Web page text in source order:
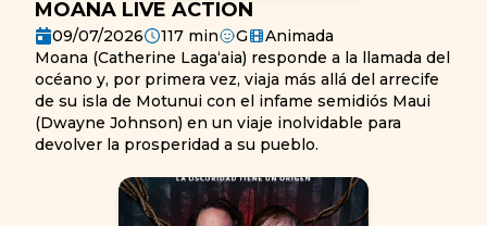
MOANA LIVE ACTION
09/07/2026 117 min G
Animada
Moana (Catherine Lagaʻaia) responde a la llamada del
océano y, por primera vez, viaja más allá del arrecife
de su isla de Motunui con el infame semidiós Maui
(Dwayne Johnson) en un viaje inolvidable para
devolver la prosperidad a su pueblo.